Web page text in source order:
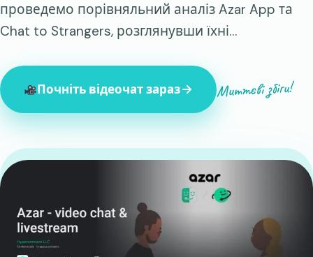
проведемо порівняльний аналіз Azar App та
Chat to Strangers, розглянувши їхні…
Почніть відеочат зараз Миттєві збіги!